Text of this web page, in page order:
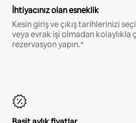
İhtiyacınız olan esneklik
Kesin giriş ve çıkış tarihlerinizi
veya evrak işi olmadan kolaylıkla
rezervasyon yapın.*